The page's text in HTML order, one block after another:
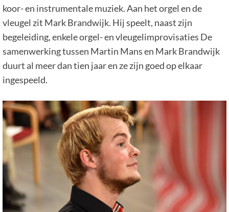
koor- en instrumentale muziek. Aan het orgel en de
vleugel zit Mark Brandwijk. Hij speelt, naast zijn
begeleiding, enkele orgel- en vleugelimprovisaties De
samenwerking tussen Martin Mans en Mark Brandwijk
duurt al meer dan tien jaar en ze zijn goed op elkaar
ingespeeld.